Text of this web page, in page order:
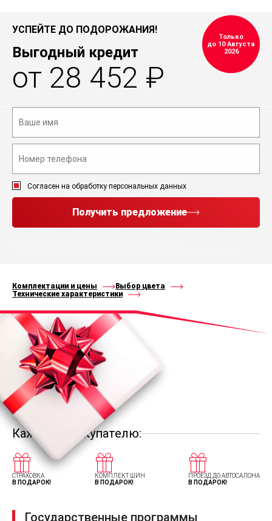
УСПЕЙТЕ ДО ПОДОРОЖАНИЯ!
Выгодный кредит
от 28 452 ₽
Только
до 10 Августа
2026
Согласен на обработку персональных данных
Получить предложение
Комплектации и цены
Выбор цвета
Технические характеристики
Каждому покупателю:
СТРАХОВКА
В ПОДАРОК!
КОМПЛЕКТ ШИН
В ПОДАРОК!
ПРОЕЗД ДО АВТОСАЛОНА
В ПОДАРОК!
Государственные программы